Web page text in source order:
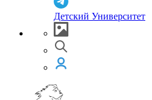
Детский Университет